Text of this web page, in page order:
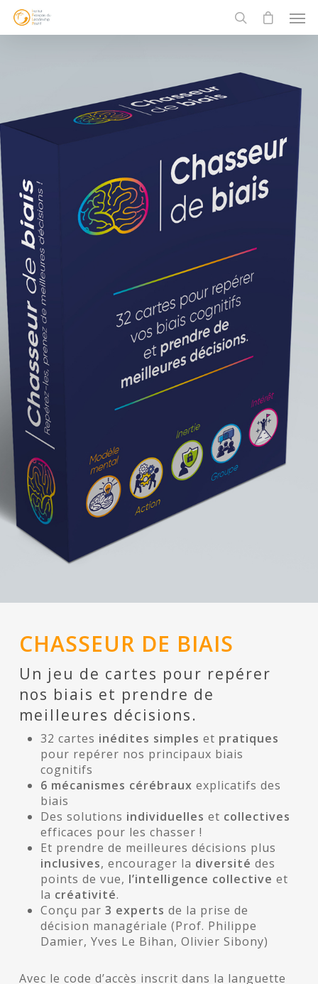
CHASSEUR DE BIAIS
Un jeu de cartes pour repérer
nos biais et prendre de
meilleures décisions.
32 cartes inédites simples et pratiques
pour repérer nos principaux biais
cognitifs
6 mécanismes cérébraux explicatifs des
biais
Des solutions individuelles et collectives
efficaces pour les chasser !
Et prendre de meilleures décisions plus
inclusives, encourager la diversité des
points de vue, l’intelligence collective et
la créativité.
Conçu par 3 experts de la prise de
décision managériale (Prof. Philippe
Damier, Yves Le Bihan, Olivier Sibony)
Avec le code d’accès inscrit dans la languette